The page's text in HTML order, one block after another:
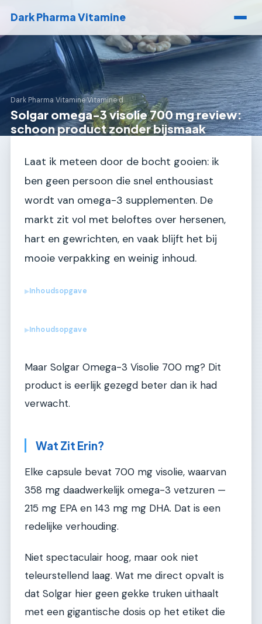
Dark Pharma Vitamine
Dark Pharma Vitamine›Vitamine d
Solgar omega-3 visolie 700 mg review:
schoon product zonder bijsmaak
Laat ik meteen door de bocht gooien: ik
ben geen persoon die snel enthousiast
wordt van omega-3 supplementen. De
markt zit vol met beloftes over hersenen,
hart en gewrichten, en vaak blijft het bij
mooie verpakking en weinig inhoud.
▶Inhoudsopgave
▶Inhoudsopgave
Maar Solgar Omega-3 Visolie 700 mg? Dit
product is eerlijk gezegd beter dan ik had
verwacht.
Wat Zit Erin?
Elke capsule bevat 700 mg visolie, waarvan
358 mg daadwerkelijk omega-3 vetzuren —
215 mg EPA en 143 mg mg DHA. Dat is een
redelijke verhouding.
Niet spectaculair hoog, maar ook niet
teleurstellend laag. Wat me direct opvalt is
dat Solgar hier geen gekke truken uithaalt
met een gigantische dosis op het etiket die